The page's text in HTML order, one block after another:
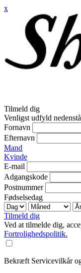
x
Tilmeld dig
Venligst udfyld
Fornavn
Efternavn
Mand
Kvinde
E-mail
Adgangskode
Postnummer
Fødselsedag
Tilmeld dig
Ved at tilmelde dig,
Fortrolighedspolitik.
Bekræft Servicevilkår